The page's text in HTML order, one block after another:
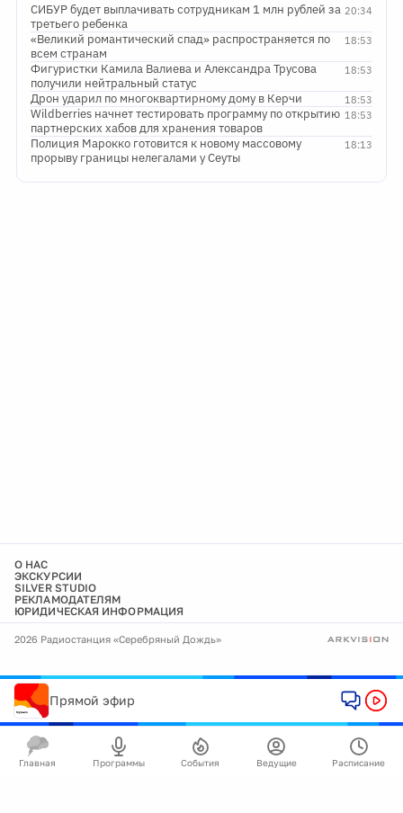
20:34
СИБУР будет выплачивать сотрудникам 1 млн рублей за
третьего ребенка
18:53
«Великий романтический спад» распространяется по
всем странам
18:53
Фигуристки Камила Валиева и Александра Трусова
получили нейтральный статус
18:53
Дрон ударил по многоквартирному дому в Керчи
18:53
Wildberries начнет тестировать программу по открытию
партнерских хабов для хранения товаров
18:13
Полиция Марокко готовится к новому массовому
прорыву границы нелегалами у Сеуты
О НАС
ЭКСКУРСИИ
SILVER STUDIO
РЕКЛАМОДАТЕЛЯМ
ЮРИДИЧЕСКАЯ ИНФОРМАЦИЯ
2026 Радиостанция «Серебряный Дождь»
Прямой эфир
Главная Программы События Ведущие Расписание